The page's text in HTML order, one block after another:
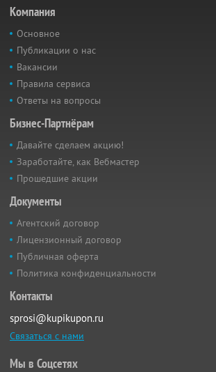
Компания
Основное
Публикации о нас
Вакансии
Правила сервиса
Ответы на вопросы
Бизнес-Партнёрам
Давайте сделаем акцию!
Заработайте, как Вебмастер
Прошедшие акции
Документы
Агентский договор
Лицензионный договор
Публичная оферта
Политика конфиденциальности
Контакты
sprosi@kupikupon.ru
Связаться с нами
Мы в Соцсетях